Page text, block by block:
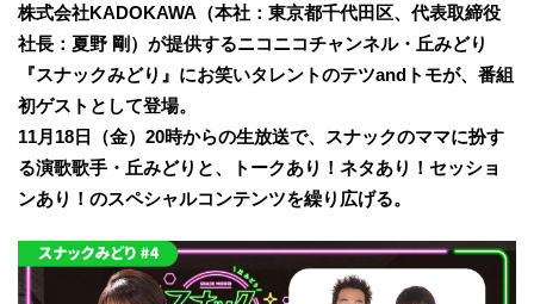
株式会社KADOKAWA（本社：東京都千代田区、代表取締役
社長：夏野 剛）が提供するニコニコチャンネル・丘みどり
『スナックみどり』にお笑いタレントのテツandトモが、番組
初ゲストとして登場。
11月18日（金）20時からの生放送で、スナックのママに扮す
る演歌歌手・丘みどりと、トークあり！ネタあり！セッショ
ンあり！のスペシャルコンテンツを繰り広げる。